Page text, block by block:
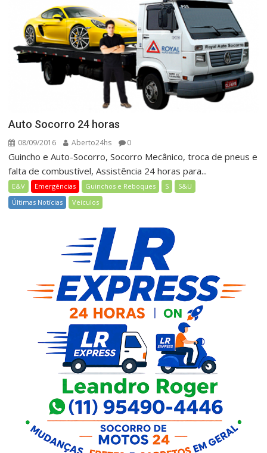
Auto Socorro 24 horas
08/09/2016 Aberto24hs 0
Guincho e Auto-Socorro, Socorro Mecânico, troca de pneus e
falta de combustível, Assistência 24 horas para...
E&V Emergências Guinchos e Reboques S
S&U
Últimas Notícias
Veículos